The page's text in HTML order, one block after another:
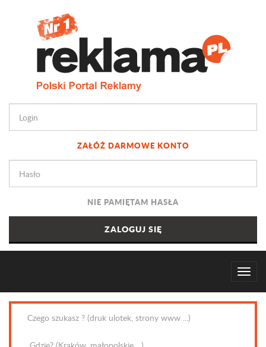
ZAŁÓŻ DARMOWE KONTO
NIE PAMIĘTAM HASŁA